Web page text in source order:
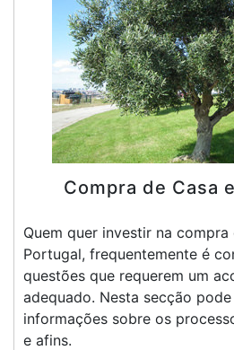
Termos
Condições
Testemunhos
AssessoriaCompra de Casa
Quem quer investir na
Portugal, frequentemente é
questões que requerem um
adequado. Nesta secção
informações sobre os
e afins.